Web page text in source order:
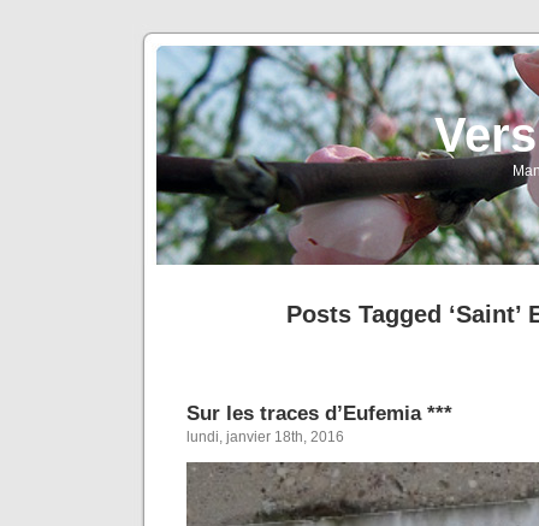
Posts Tagged ‘Saint’
Sur les traces d’Eufemia ***
lundi, janvier 18th, 2016